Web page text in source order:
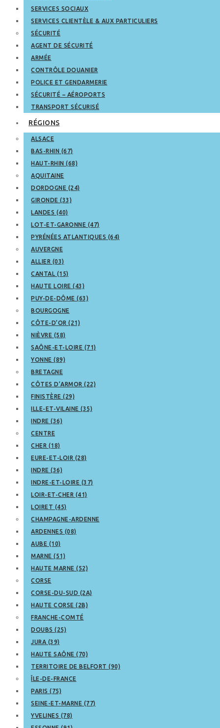
SERVICES SOCIAUX
SERVICES CLIENTÈLE & AUX PARTICULIERS
SÉCURITÉ
AGENT DE SÉCURITÉ
ARMÉE
CONTRÔLE DOUANIER
POLICE ET GENDARMERIE
SÉCURITÉ – AÉROPORTS
TRANSPORT SÉCURISÉ
RÉGIONS
ALSACE
BAS-RHIN (67)
HAUT-RHIN (68)
AQUITAINE
DORDOGNE (24)
GIRONDE (33)
LANDES (40)
LOT-ET-GARONNE (47)
PYRÉNÉES ATLANTIQUES (64)
AUVERGNE
ALLIER (03)
CANTAL (15)
HAUTE LOIRE (43)
PUY-DE-DÔME (63)
BOURGOGNE
CÔTE-D’OR (21)
NIÈVRE (58)
SAÔNE-ET-LOIRE (71)
YONNE (89)
BRETAGNE
CÔTES D’ARMOR (22)
FINISTÈRE (29)
ILLE-ET-VILAINE (35)
INDRE (36)
CENTRE
CHER (18)
EURE-ET-LOIR (28)
INDRE (36)
INDRE-ET-LOIRE (37)
LOIR-ET-CHER (41)
LOIRET (45)
CHAMPAGNE-ARDENNE
ARDENNES (08)
AUBE (10)
MARNE (51)
HAUTE MARNE (52)
CORSE
CORSE-DU-SUD (2A)
HAUTE CORSE (2B)
FRANCHE-COMTÉ
DOUBS (25)
JURA (39)
HAUTE SAÔNE (70)
TERRITOIRE DE BELFORT (90)
ÎLE-DE-FRANCE
PARIS (75)
SEINE-ET-MARNE (77)
YVELINES (78)